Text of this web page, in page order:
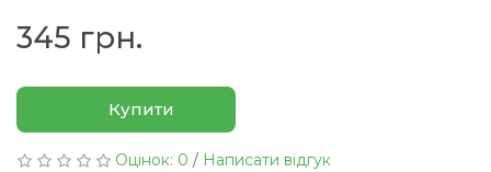
345 грн.
Купити
Оцінок: 0 / Написати відгук